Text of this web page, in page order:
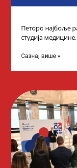
Петоро најбоље
студија
стипендије од
Сазнај више »